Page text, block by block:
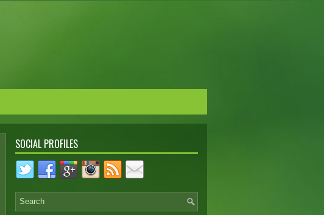
SOCIAL PROFILES